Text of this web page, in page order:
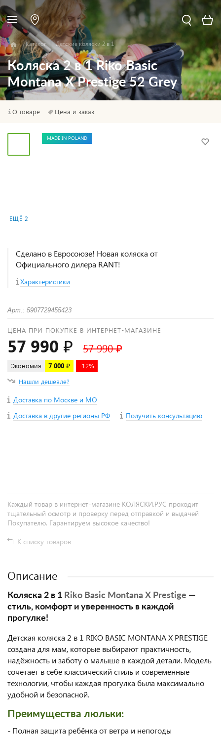
Каталог Детские коляски 2 в 1
Коляска 2 в 1 Riko Basic
Montana X Prestige 52 Grey
О товаре Цена и заказ
ЕЩЁ 2
MADE IN POLAND
Сделано в Евросоюзе! Новая коляска от
Официального дилера RANT!
Характеристики
Арт.: 5907729455423
ЦЕНА ПРИ ПОКУПКЕ В ИНТЕРНЕТ-МАГАЗИНЕ
57 990 ₽ 57 990 ₽
Экономия 7 000 ₽
-12%
Нашли дешевле?
Доставка по Москве и МО
Доставка в другие регионы РФ
Получить консультацию
Каждый товар в интернет-магазине КОЛЯСКИ.РУС проходит
тщательный осмотр и проверку перед отправкой и выдачей
Покупателю. Гарантируем высокое качество!
К списку товаров
Описание
Коляска 2 в 1 Riko Basic Montana X Prestige —
стиль, комфорт и уверенность в каждой
прогулке!
Детская коляска 2 в 1 RIKO BASIC MONTANA X PRESTIGE
создана для мам, которые выбирают практичность,
надёжность и заботу о малыше в каждой детали. Модель
сочетает в себе классический стиль и современные
технологии, чтобы каждая прогулка была максимально
удобной и безопасной.
Преимущества люльки:
- Полная защита ребёнка от ветра и непогоды